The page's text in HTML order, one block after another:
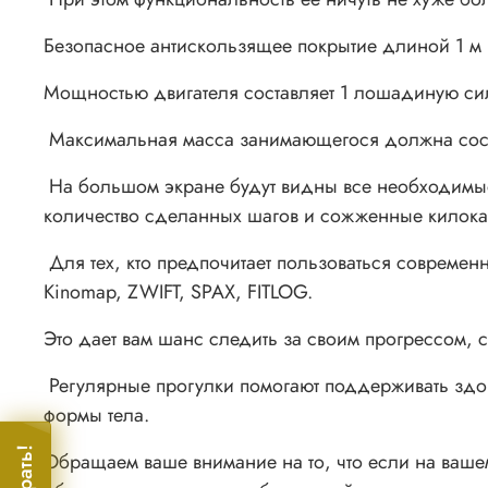
Безопасное антискользящее покрытие длиной 1
Мощностью двигателя составляет 1 лошадиную
Максимальная масса занимающегося должна
На большом экране будут видны все
количество сделанных шагов и сожженные
Для тех, кто предпочитает пользоваться
Kinomap, ZWIFT, SPAX, FITLOG.
Это дает вам шанс следить за своим прогрессом,
Регулярные прогулки помогают поддерживать
формы тела.
Обращаем ваше внимание на то, что если на